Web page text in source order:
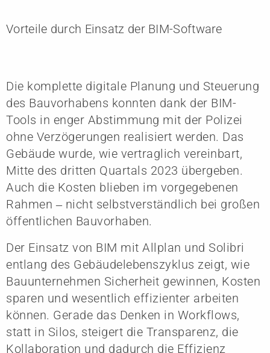
Vorteile durch Einsatz der BIM-Software
Die komplette digitale Planung und Steuerung
des Bauvorhabens konnten dank der BIM-
Tools in enger Abstimmung mit der Polizei
ohne Verzögerungen realisiert werden. Das
Gebäude wurde, wie vertraglich vereinbart,
Mitte des dritten Quartals 2023 übergeben.
Auch die Kosten blieben im vorgegebenen
Rahmen ‒ nicht selbstverständlich bei großen
öffentlichen Bauvorhaben.
Der Einsatz von BIM mit Allplan und Solibri
entlang des Gebäudelebenszyklus zeigt, wie
Bauunternehmen Sicherheit gewinnen, Kosten
sparen und wesentlich effizienter arbeiten
können. Gerade das Denken in Workflows,
statt in Silos, steigert die Transparenz, die
Kollaboration und dadurch die Effizienz